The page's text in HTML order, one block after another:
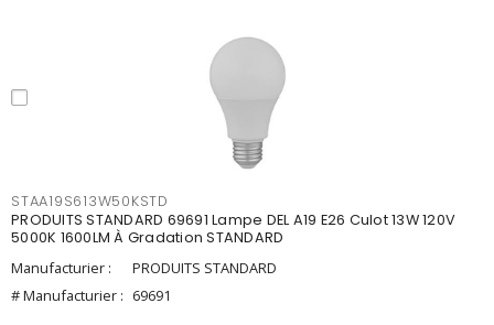
STAA19S613W50KSTD
PRODUITS STANDARD 69691 Lampe DEL A19 E26 Culot 13W 120V
5000K 1600LM À Gradation STANDARD
Manufacturier :
PRODUITS STANDARD
# Manufacturier : 69691